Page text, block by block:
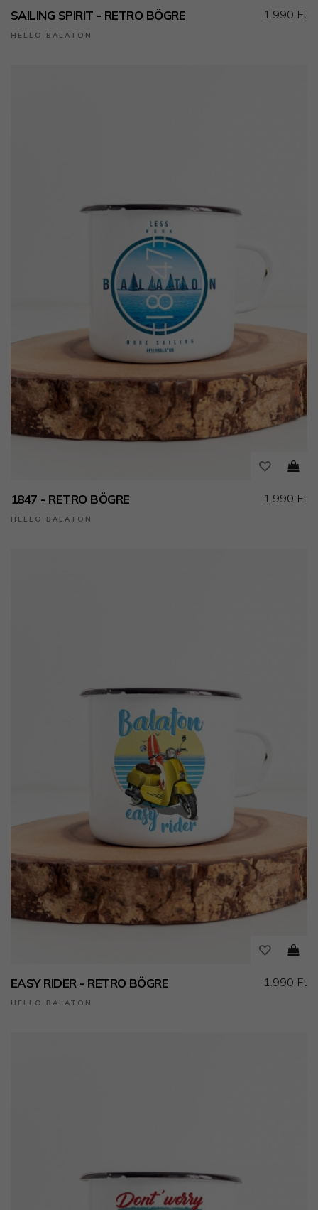
SAILING SPIRIT - RETRO BÖGRE
HELLO BALATON
1.990 Ft
1847 - RETRO BÖGRE
HELLO BALATON
1.990 Ft
EASY RIDER - RETRO BÖGRE
HELLO BALATON
1.990 Ft